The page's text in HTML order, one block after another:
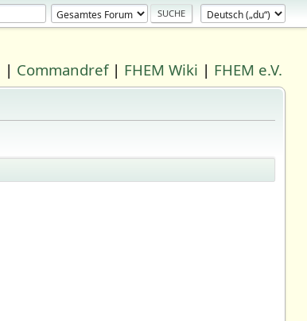
| Commandref| FHEM Wiki | FHEM e.V.